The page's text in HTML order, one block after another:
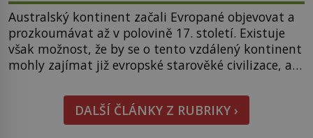
Australský kontinent začali Evropané objevovat a
prozkoumávat až v polovině 17. století. Existuje
však možnost, že by se o tento vzdálený kontinent
mohly zajímat již evropské starověké civilizace, a
zakreslovali do map záhadný kontinent Terra
Australis – Jižní zemi. Proč? Do jisté míry to byl
smysl pro […]
DALŠÍ ČLÁNKY Z RUBRIKY ›